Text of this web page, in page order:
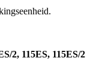
2, 115ES, 115ES/2